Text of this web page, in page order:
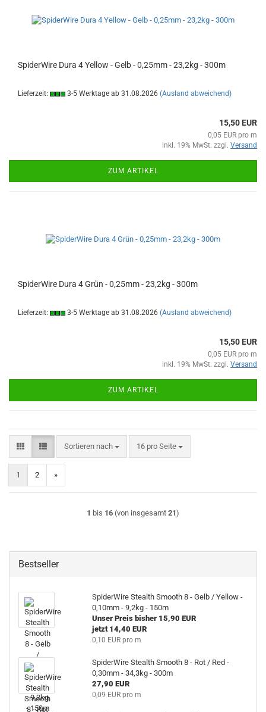
SpiderWire Dura 4 Yellow - Gelb - 0,25mm - 23,2kg - 300m
Lieferzeit: 3-5 Werktage ab 31.08.2026 (Ausland abweichend)
15,50 EUR
0,05 EUR pro m
inkl. 19% MwSt. zzgl. Versand
ZUM ARTIKEL
SpiderWire Dura 4 Grün - 0,25mm - 23,2kg - 300m
Lieferzeit: 3-5 Werktage ab 31.08.2026 (Ausland abweichend)
15,50 EUR
0,05 EUR pro m
inkl. 19% MwSt. zzgl. Versand
ZUM ARTIKEL
Sortieren nach
Sortieren nach 16 pro Seite
pro Seite
1 2 »
1 bis 16 (von insgesamt 21)
Bestseller
SpiderWire Stealth Smooth 8 - Gelb / Yellow -
0,10mm - 9,2kg - 150m
Unser Preis bisher 15,90 EUR
jetzt 14,40 EUR
0,10 EUR pro m
SpiderWire Stealth Smooth 8 - Rot / Red -
0,30mm - 34,3kg - 300m
27,90 EUR
0,09 EUR pro m